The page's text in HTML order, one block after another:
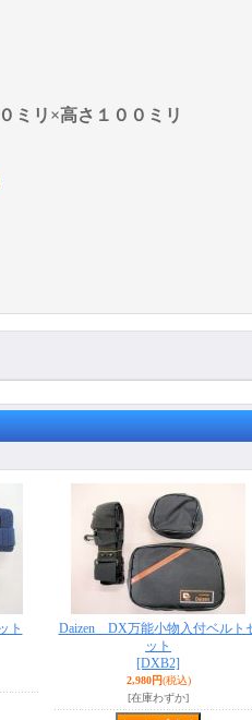
ミリ×高さ１００ミリ
ト
Daizen DX万能小物入付ベルト
ット
[DXB2]
2,980円(税込)
[在庫わずか]